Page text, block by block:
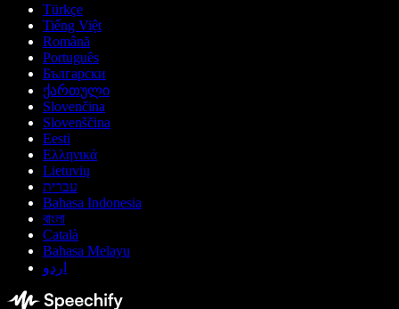
Türkçe
Tiếng Việt
Română
Português
Български
ქართული
Slovenčina
Slovenščina
Eesti
Ελληνικά
Lietuvių
עברית
Bahasa Indonesia
বাংলা
Català
Bahasa Melayu
اردو